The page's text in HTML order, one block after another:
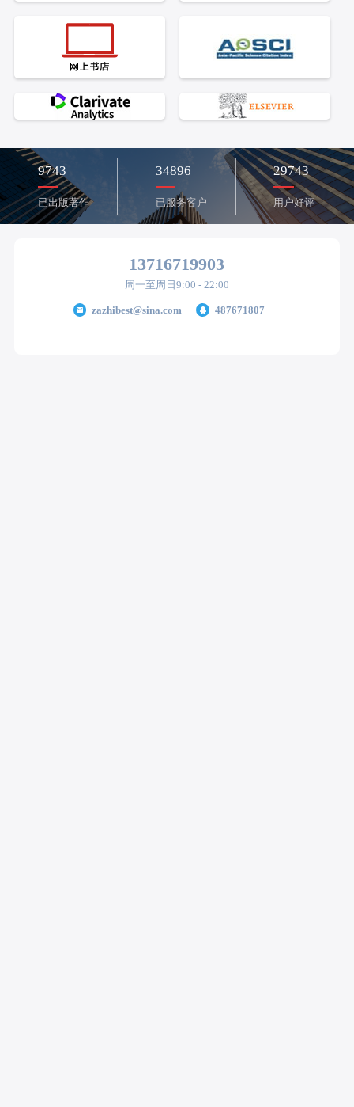
9743
已出版著作
34896
已服务客户
29743
用户好评
13716719903
周一至周日9:00 - 22:00
zazhibest@sina.com 487671807